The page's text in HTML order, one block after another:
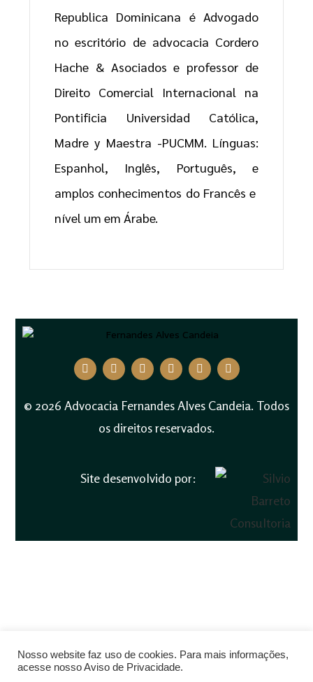
Republica Dominicana é Advogado
no escritório de advocacia Cordero
Hache & Asociados e professor de
Direito Comercial Internacional na
Pontificia Universidad Católica,
Madre y Maestra -PUCMM. Línguas:
Espanhol, Inglês, Português, e
amplos conhecimentos do Francês e
nível um em Árabe.
© 2026 Advocacia Fernandes Alves Candeia. Todos
os direitos reservados.
Site desenvolvido por:
Nosso website faz uso de cookies. Para mais informações,
acesse nosso Aviso de Privacidade.